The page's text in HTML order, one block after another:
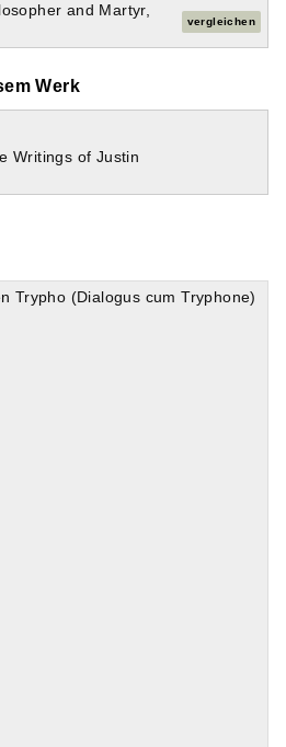
and Martyr,
vergleichen
Werk
Writings of Justin
Trypho (Dialogus cum Tryphone)